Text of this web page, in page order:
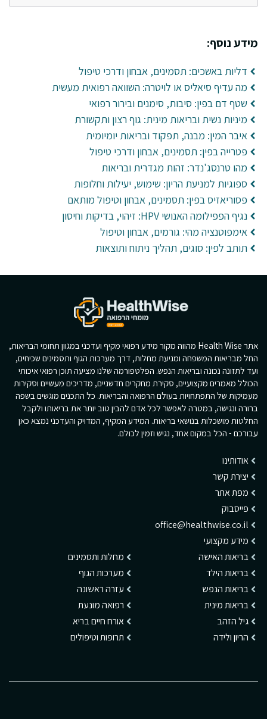
מידע נוסף:
דליות באשכים: תסמינים, אבחון ודרכי טיפול
מה עדיף סיאליס או לויטרה: השוואה רפואית מעשית
שטף דם בפין: סיבות, סימנים ובירור רפואי
מיניות נשית ובריאות מינית: גוף רצון ותקשורת
איבר המין: מבנה, תפקוד ובריאות יומיומית
פטרייה בפין: תסמינים, אבחון ודרכי טיפול
מהו טרנסג'נדר: זהות מגדרית ובריאות
ספוגיות למניעת הריון: שימוש, יעילות וחלופות
פסוריאזיס בפין: תסמינים, אבחון וטיפול מותאם
נגיף הפפילומה האנושי HPV: זיהוי, בדיקות וחיסון
אימפוטנציה מהי: גורמים, אבחון וטיפול
תותב לפין: סוגים, תהליך ניתוח ותוצאות
אתר Health Wise מהווה מקור מידע רפואי מקיף ועדכני במגוון תחומי הבריאות,
החל מבריאות המשפחה ומניעת מחלות, דרך מערכות הגוף ותסמינים שכיחים,
ועד לתזונה נכונה ובריאות הנפש. הפלטפורמה שלנו מציעה תוכן רפואי איכותי
הכולל מאמרים מקצועיים, סקירת מחקרים חדשניים, מדריכים מעשיים וסקירות
מעמיקות של התפתחויות בעולם הרפואה והבריאות. כל התכנים מוגשים בשפה
ברורה ונגישה, במטרה לאפשר לכל אדם להבין טוב יותר את בריאותו ולקבל
החלטות מושכלות בנושאי בריאות. המידע המקיף, המדויק והעדכני נמצא כאן
עבורכם - הכל במקום אחד, נגיש וזמין לכולם.
אודותינו
יצירת קשר
מפת אתר
פייסבוק
office@healthwise.co.il
מידע מקצועי
בריאות האישה
בריאות הילד
בריאות הנפש
בריאות מינית
גיל הזהב
הריון ולידה
מחלות ותסמינים
מערכות הגוף
עזרה ראשונה
רפואה מונעת
אורח חיים בריא
תרופות וטיפולים